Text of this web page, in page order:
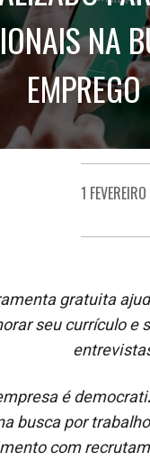
NA
EMPREGO
1
gratuita
seu currículo e
é
busca por
com